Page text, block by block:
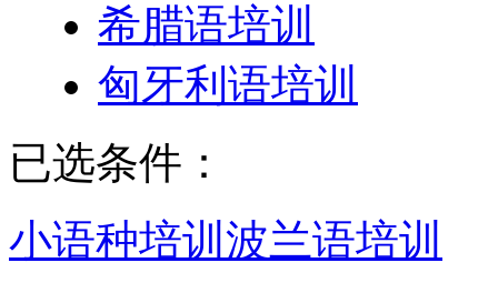
希腊语培训
匈牙利语培训
已选条件：
小语种培训 波兰语培训